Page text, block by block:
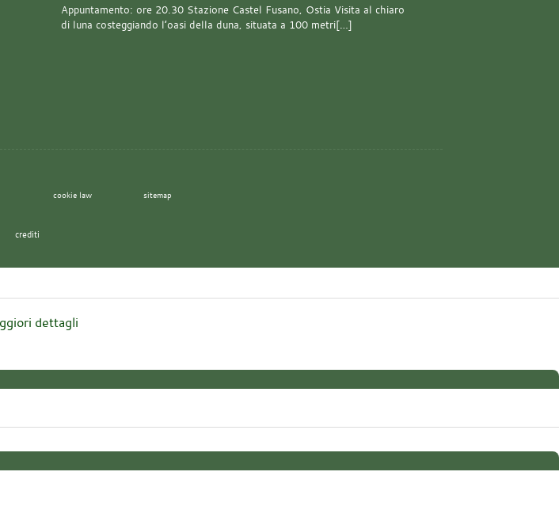
Appuntamento: ore 20.30 Stazione Castel Fusano, Ostia Visita al chiaro
di luna costeggiando l’oasi della duna, situata a 100 metri[…]
cookie law sitemap
crediti
dettagli